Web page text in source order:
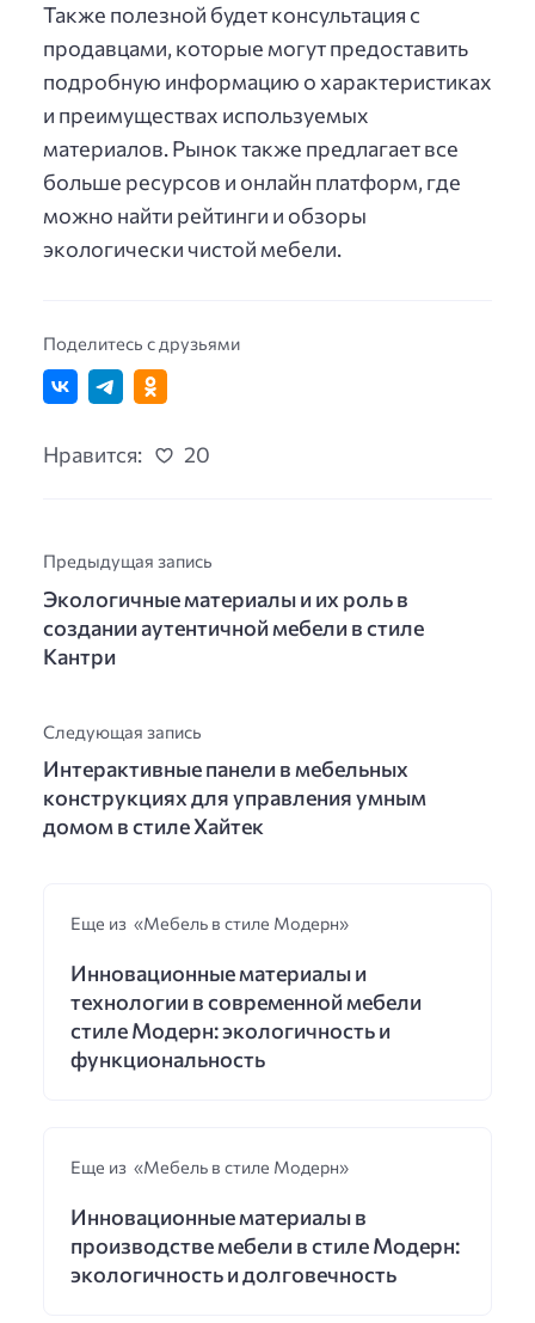
Также полезной будет консультация с
продавцами, которые могут предоставить
подробную информацию о характеристиках
и преимуществах используемых
материалов. Рынок также предлагает все
больше ресурсов и онлайн платформ, где
можно найти рейтинги и обзоры
экологически чистой мебели.
Поделитесь с друзьями
Нравится: 20
Предыдущая запись
Экологичные материалы и их роль в
создании аутентичной мебели в стиле
Кантри
Следующая запись
Интерактивные панели в мебельных
конструкциях для управления умным
домом в стиле Хайтек
Еще из «Мебель в стиле Модерн»
Инновационные материалы и
технологии в современной мебели
стиле Модерн: экологичность и
функциональность
Еще из «Мебель в стиле Модерн»
Инновационные материалы в
производстве мебели в стиле Модерн:
экологичность и долговечность